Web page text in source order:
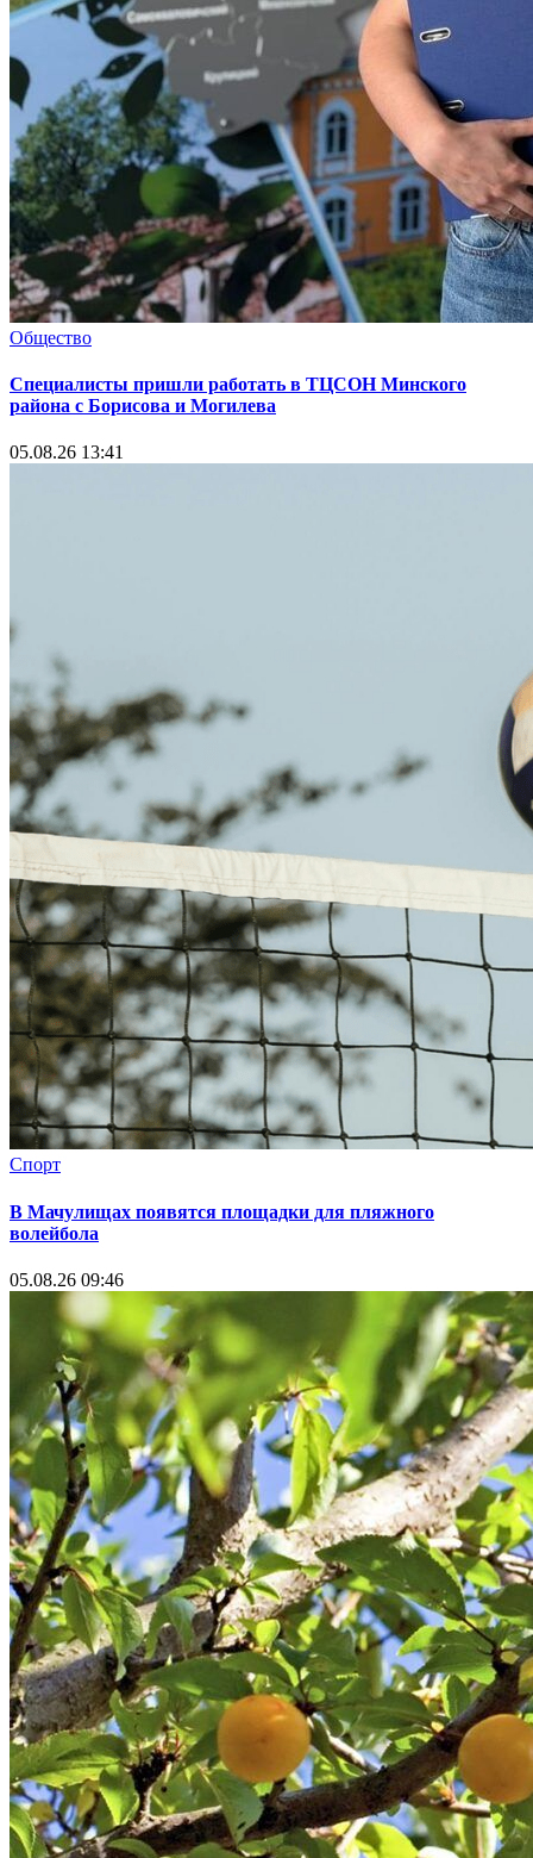
Общество
Специалисты пришли работать в ТЦСОН Минского
района с Борисова и Могилева
05.08.26 13:41
Спорт
В Мачулищах появятся площадки для пляжного
волейбола
05.08.26 09:46